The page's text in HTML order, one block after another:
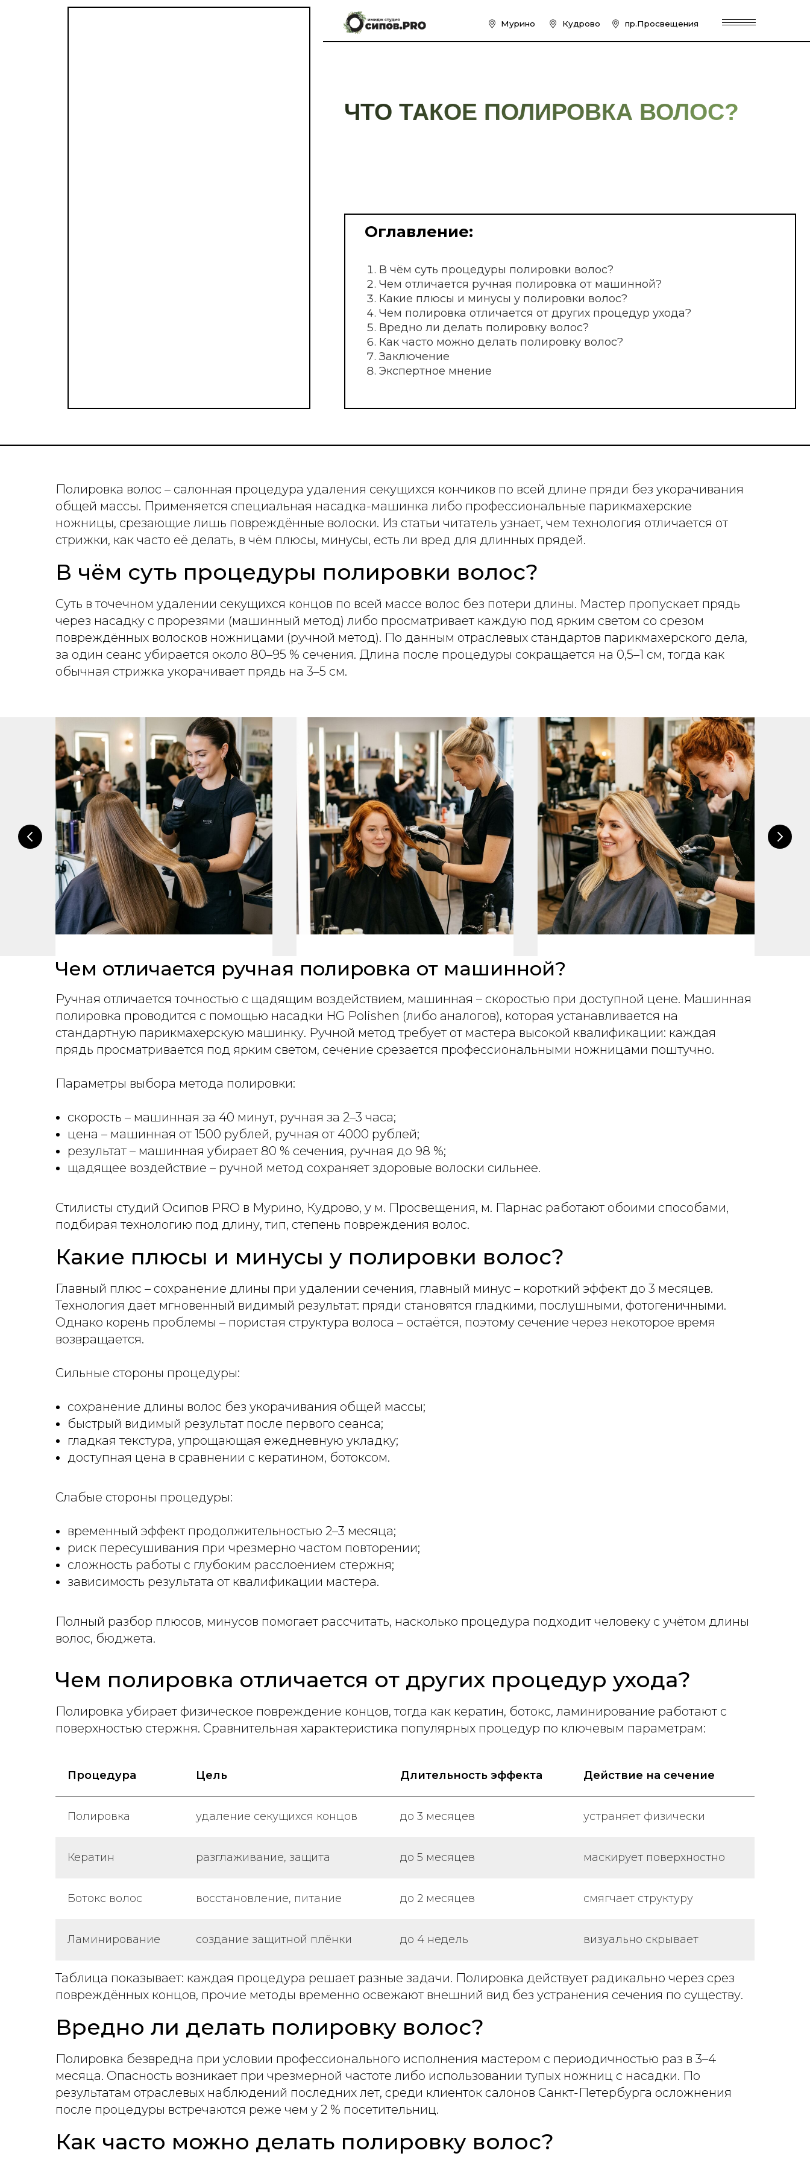
ЧТО ТАКОЕ ПОЛИРОВКА ВОЛОС?
В чём суть процедуры полировки волос?
Какие плюсы и минусы у полировки волос?
Чем полировка отличается от других процедур ухода?
Вредно ли делать полировку волос?
Как часто можно делать полировку волос?
Заключение
Экспертное мнение
Кудрово пр.Просвещения
Полировка волос – салонная процедура удаления секущихся кончиков по всей длине пряди без укорачивания
общей массы. Применяется специальная насадка-машинка либо профессиональные парикмахерские
ножницы, срезающие лишь повреждённые волоски. Из статьи читатель узнает, чем технология отличается от
стрижки, как часто её делать, в чём плюсы, минусы, есть ли вред для длинных прядей.
В чём суть процедуры полировки волос?
Суть в точечном удалении секущихся концов по всей массе волос без потери длины. Мастер пропускает прядь
через насадку с прорезями (машинный метод) либо просматривает каждую под ярким светом со срезом
повреждённых волосков ножницами (ручной метод). По данным отраслевых стандартов парикмахерского дела,
за один сеанс убирается около 80–95 % сечения. Длина после процедуры сокращается на 0,5–1 см, тогда как
обычная стрижка укорачивает прядь на 3–5 см.
Чем отличается ручная полировка от машинной?
Ручная отличается точностью с щадящим воздействием, машинная – скоростью при доступной цене. Машинная
полировка проводится с помощью насадки HG Polishen (либо аналогов), которая устанавливается на
стандартную парикмахерскую машинку. Ручной метод требует от мастера высокой квалификации: каждая
прядь просматривается под ярким светом, сечение срезается профессиональными ножницами поштучно.
Параметры выбора метода полировки:
скорость – машинная за 40 минут, ручная за 2–3 часа;
цена – машинная от 1500 рублей, ручная от 4000 рублей;
результат – машинная убирает 80 % сечения, ручная до 98 %;
щадящее воздействие – ручной метод сохраняет здоровые волоски сильнее.
Стилисты студий Осипов PRO в Мурино, Кудрово, у м. Просвещения, м. Парнас работают обоими способами,
подбирая технологию под длину, тип, степень повреждения волос.
Какие плюсы и минусы у полировки волос?
Главный плюс – сохранение длины при удалении сечения, главный минус – короткий эффект до 3 месяцев.
Технология даёт мгновенный видимый результат: пряди становятся гладкими, послушными, фотогеничными.
Однако корень проблемы – пористая структура волоса – остаётся, поэтому сечение через некоторое время
возвращается.
Сильные стороны процедуры:
сохранение длины волос без укорачивания общей массы;
быстрый видимый результат после первого сеанса;
гладкая текстура, упрощающая ежедневную укладку;
доступная цена в сравнении с кератином, ботоксом.
Слабые стороны процедуры:
временный эффект продолжительностью 2–3 месяца;
риск пересушивания при чрезмерно частом повторении;
сложность работы с глубоким расслоением стержня;
зависимость результата от квалификации мастера.
Полный разбор плюсов, минусов помогает рассчитать, насколько процедура подходит человеку с учётом длины
волос, бюджета.
Чем полировка отличается от других процедур ухода?
Полировка убирает физическое повреждение концов, тогда как кератин, ботокс, ламинирование работают с
поверхностью стержня. Сравнительная характеристика популярных процедур по ключевым параметрам:
Процедура Цель Длительность эффекта Действие на сечение
Полировка удаление секущихся концов до 3 месяцев устраняет физически
Кератин разглаживание, защита до 5 месяцев маскирует поверхностно
Ботокс волос восстановление, питание до 2 месяцев смягчает структуру
Ламинирование создание защитной плёнки до 4 недель визуально скрывает
Таблица показывает: каждая процедура решает разные задачи. Полировка действует радикально через срез
повреждённых концов, прочие методы временно освежают внешний вид без устранения сечения по существу.
Вредно ли делать полировку волос?
Полировка безвредна при условии профессионального исполнения мастером с периодичностью раз в 3–4
месяца. Опасность возникает при чрезмерной частоте либо использовании тупых ножниц с насадки. По
результатам отраслевых наблюдений последних лет, среди клиенток салонов Санкт-Петербурга осложнения
после процедуры встречаются реже чем у 2 % посетительниц.
Как часто можно делать полировку волос?